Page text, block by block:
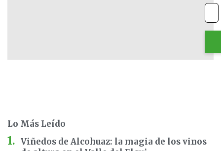
Lo Más Leído
Viñedos de Alcohuaz: la magia de los vinos